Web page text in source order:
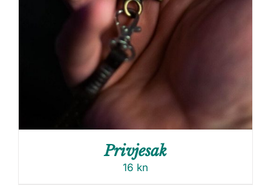
Privjesak
16 kn